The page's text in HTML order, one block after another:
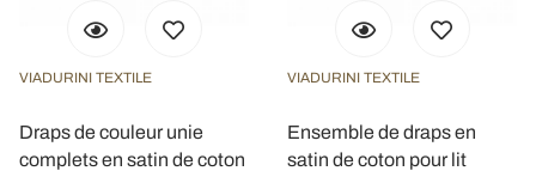
VIADURINI TEXTILE
Draps de couleur unie
complets en satin de coton
VIADURINI TEXTILE
Ensemble de draps en
satin de coton pour lit